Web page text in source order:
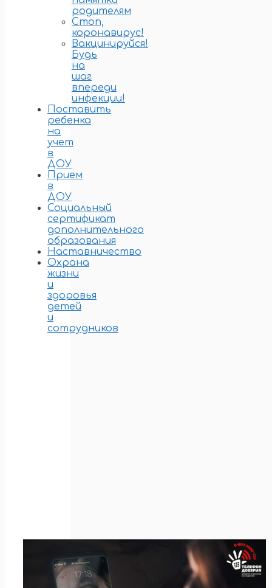
родителям
Стоп,
коронавирус!
Вакцинируйся!
Будь
на
шаг
впереди
инфекции!
Поставить
ребенка
на
учет
в
ДОУ
Прием
в
ДОУ
Социальный
сертификат
дополнительного
образования
Наставничество
Охрана
жизни
и
здоровья
детей
и
сотрудников